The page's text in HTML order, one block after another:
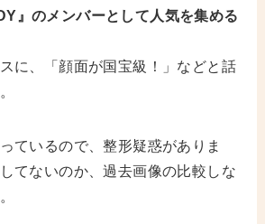
』のメンバーとして人気を集める
に、「顔面が国宝級！」などと話
ているので、整形疑惑がありま
てないのか、過去画像の比較しな